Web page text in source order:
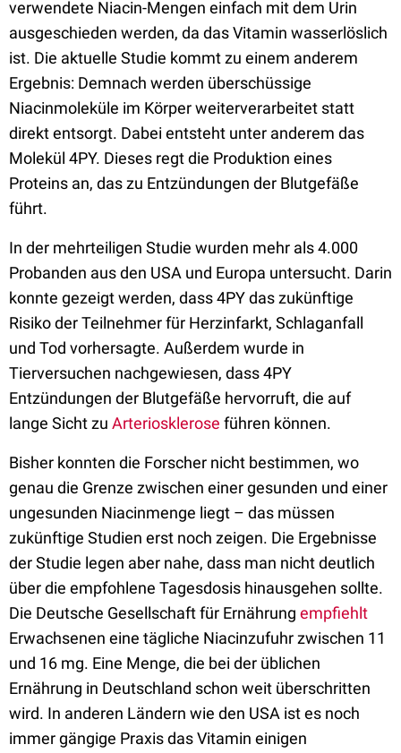
verwendete Niacin-Mengen einfach mit dem Urin
ausgeschieden werden, da das Vitamin wasserlöslich
ist. Die aktuelle Studie kommt zu einem anderem
Ergebnis: Demnach werden überschüssige
Niacinmoleküle im Körper weiterverarbeitet statt
direkt entsorgt. Dabei entsteht unter anderem das
Molekül 4PY. Dieses regt die Produktion eines
Proteins an, das zu Entzündungen der Blutgefäße
führt.
In der mehrteiligen Studie wurden mehr als 4.000
Probanden aus den USA und Europa untersucht. Darin
konnte gezeigt werden, dass 4PY das zukünftige
Risiko der Teilnehmer für Herzinfarkt, Schlaganfall
und Tod vorhersagte. Außerdem wurde in
Tierversuchen nachgewiesen, dass 4PY
Entzündungen der Blutgefäße hervorruft, die auf
lange Sicht zu Arteriosklerose führen können.
Bisher konnten die Forscher nicht bestimmen, wo
genau die Grenze zwischen einer gesunden und einer
ungesunden Niacinmenge liegt – das müssen
zukünftige Studien erst noch zeigen. Die Ergebnisse
der Studie legen aber nahe, dass man nicht deutlich
über die empfohlene Tagesdosis hinausgehen sollte.
Die Deutsche Gesellschaft für Ernährung empfiehlt
Erwachsenen eine tägliche Niacinzufuhr zwischen 11
und 16 mg. Eine Menge, die bei der üblichen
Ernährung in Deutschland schon weit überschritten
wird. In anderen Ländern wie den USA ist es noch
immer gängige Praxis das Vitamin einigen